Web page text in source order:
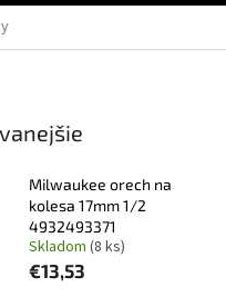
Milwaukee orech na
kolesa 17mm 1/2
4932493371
Skladom (8 ks)
€13,53